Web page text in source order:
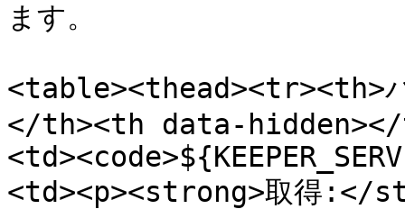
ます。
<table><thead><tr><th>
</th><th data-
<td><p><strong>取得:</